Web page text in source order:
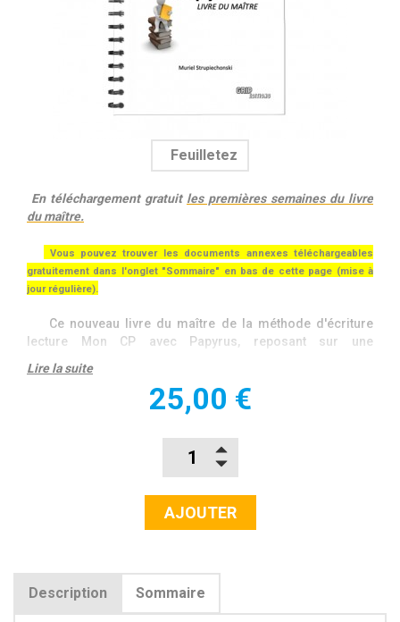
Feuilletez
En téléchargement gratuit les premières semaines du livre
du maître.
Vous pouvez trouver les documents annexes téléchargeables
gratuitement dans l'onglet "Sommaire" en bas de cette page (mise à
jour régulière).
Ce nouveau livre du maître de la méthode d'écriture
lecture Mon CP avec Papyrus, reposant sur une
différentes étapes nécessaires pour atteindre un des
objectifs de la classe de CP : amener les élèves à la
ainsi qu’à lamaîtrise de l’écriture
Support pour une utilisation efficace et optimale des
l'enseignant, dégagé de tout problème technique, de se
la première fois. De nombreuxdocuments pédagogiques,
mis à disposition en téléchargement gratuit
Voir onglet Sommairesur cette page (mise à jour
Lire la suite
25,00 €
AJOUTER
Description Sommaire